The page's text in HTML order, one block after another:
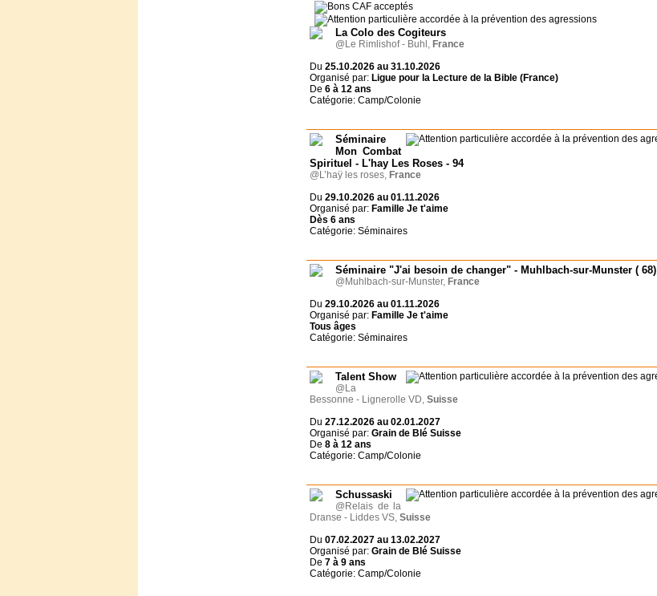
La Colo des Cogiteurs
@Le Rimlishof - Buhl, France
Du 25.10.2026 au 31.10.2026
Organisé par: Ligue pour la Lecture de la Bible (France)
De 6 à 12 ans
Catégorie: Camp/Colonie
Séminaire
Mon Combat
Spirituel - L'hay Les Roses - 94
@L’haÿ les roses, France
Du 29.10.2026 au 01.11.2026
Organisé par: Famille Je t'aime
Dès 6 ans
Catégorie: Séminaires
Séminaire "J'ai besoin de changer" - Muhlbach-sur-Munster ( 68)
@Muhlbach-sur-Munster, France
Du 29.10.2026 au 01.11.2026
Organisé par: Famille Je t'aime
Tous âges
Catégorie: Séminaires
Talent Show
@La
Bessonne - Lignerolle VD, Suisse
Du 27.12.2026 au 02.01.2027
Organisé par: Grain de Blé Suisse
De 8 à 12 ans
Catégorie: Camp/Colonie
Schussaski
@Relais de la
Dranse - Liddes VS, Suisse
Du 07.02.2027 au 13.02.2027
Organisé par: Grain de Blé Suisse
De 7 à 9 ans
Catégorie: Camp/Colonie